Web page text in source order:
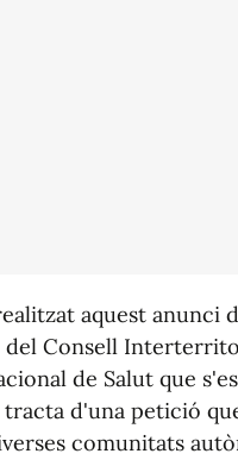
aquest anunci
del Consell
de Salut que
tracta d'una petició
comunitats